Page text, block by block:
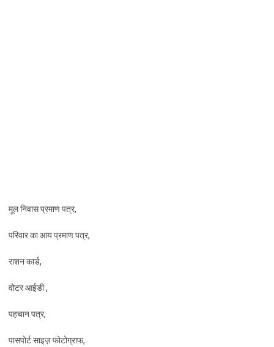
मूल निवास प्रमाण पत्र,
परिवार का आय प्रमाण पत्र,
राशन कार्ड,
वोटर आईडी ,
पहचान पत्र,
पासपोर्ट साइज़ फोटोग्राफ,